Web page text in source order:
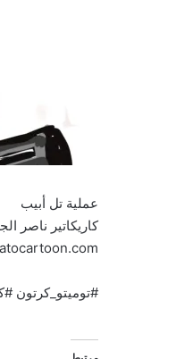
عملية تل أبيب
كاريكاتير ناصر
#توميتو_كرتون